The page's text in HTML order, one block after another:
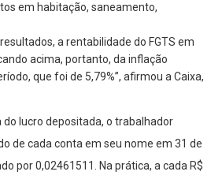
em habitação, saneamento,
a rentabilidade do FGTS em
acima, portanto, da inflação
que foi de 5,79%”, afirmou a Caixa,
do lucro depositada, o trabalhador
de cada conta em seu nome em 31 de
por 0,02461511. Na prática, a cada R$